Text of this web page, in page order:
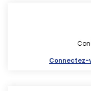
Connectez-